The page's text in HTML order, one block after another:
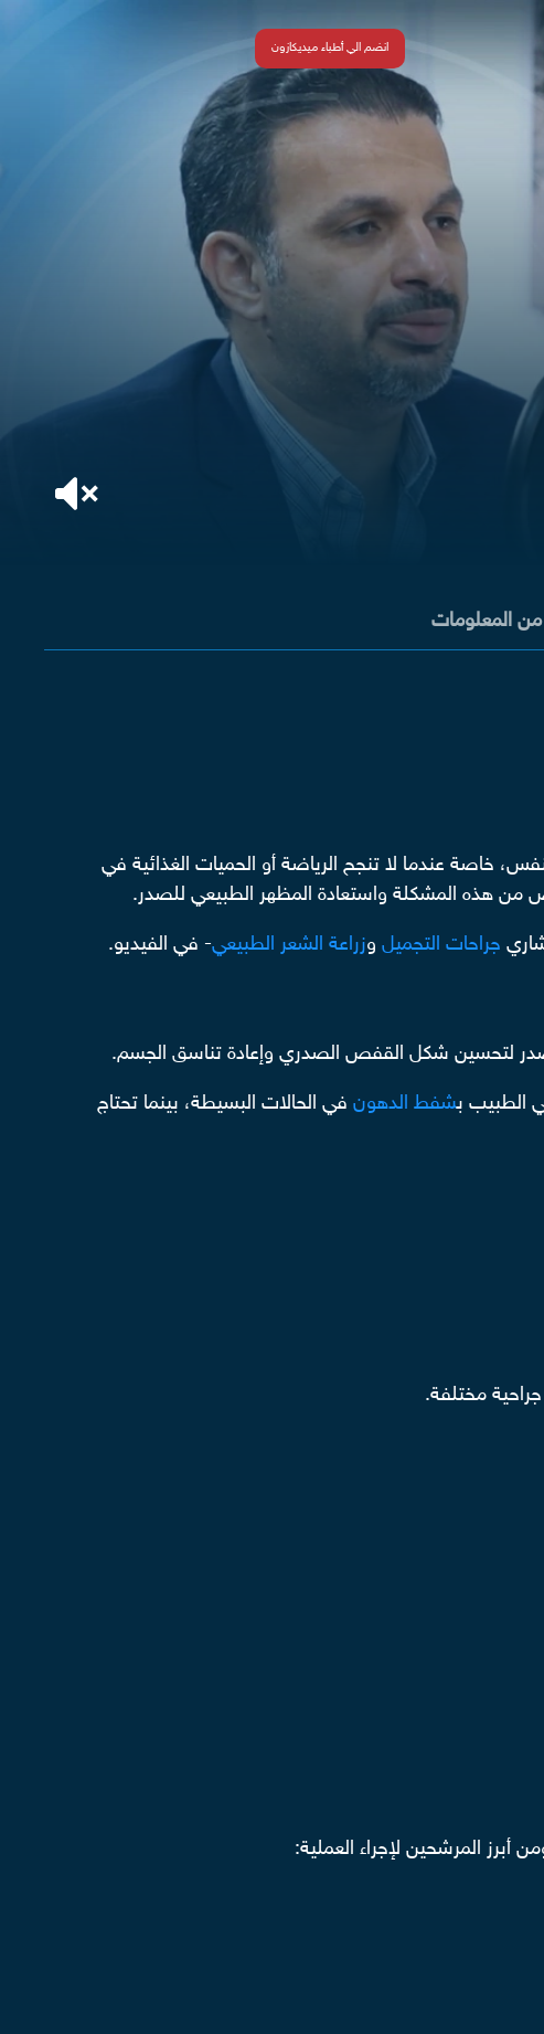
انضم الي أطباء ميديكازون
من المعلومات
خاصة عندما لا تنجح الرياضة أو الحميات الغذائية في
من هذه المشكلة واستعادة المظهر الطبيعي للصدر.
جراحات التجميلوزراعة الشعر الطبيعي- في الفيديو.
الصدر لتحسين شكل القفص الصدري وإعادة تناسق الجسم.
الطبيب بشفط الدهون في الحالات البسيطة، بينما تحتاج
مختلفة.
المرشحين لإجراء العملية: